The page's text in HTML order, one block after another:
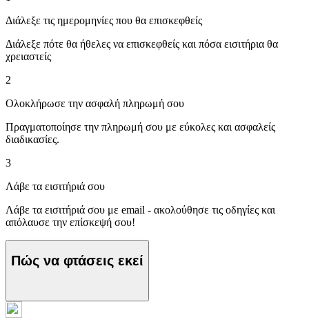
Διάλεξε τις ημερομηνίες που θα επισκεφθείς
Διάλεξε πότε θα ήθελες να επισκεφθείς και πόσα εισιτήρια θα
χρειαστείς
2
Ολοκλήρωσε την ασφαλή πληρωμή σου
Πραγματοποίησε την πληρωμή σου με εύκολες και ασφαλείς
διαδικασίες.
3
Λάβε τα εισιτήριά σου
Λάβε τα εισιτήριά σου με email - ακολούθησε τις οδηγίες και
απόλαυσε την επίσκεψή σου!
Πώς να φτάσεις εκεί